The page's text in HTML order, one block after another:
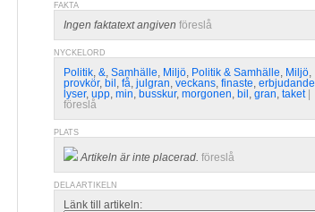
FAKTA
Ingen faktatext angiven föreslå
NYCKELORD
Politik, &, Samhälle, Miljö, Politik & Samhälle, Miljö,
provkör, bil , få, julgran, veckans, finaste, erbjudande
lyser, upp, min, busskur, morgonen, bil , gran, taket
föreslå
PLATS
Artikeln är inte placerad. föreslå
DELA ARTIKELN
Länk till artikeln: